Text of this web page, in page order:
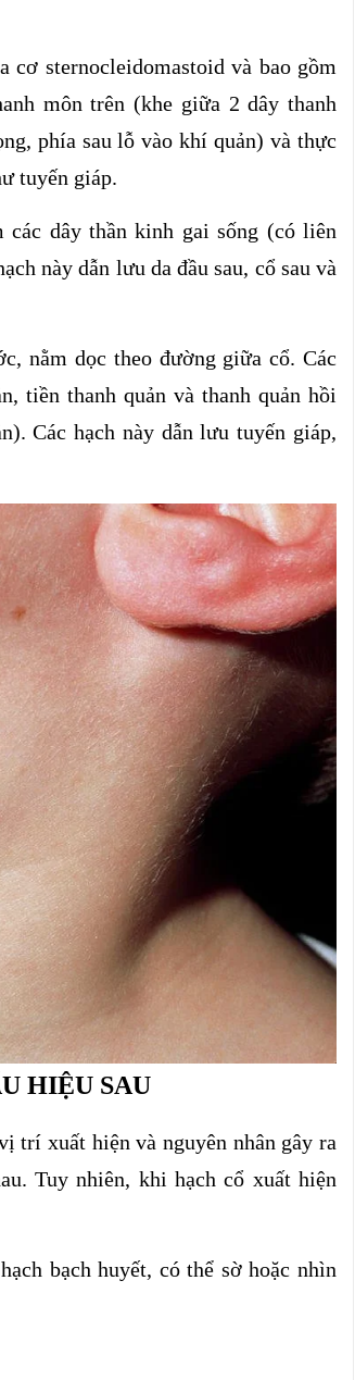
cơ sternocleidomastoid và bao gồm
môn trên (khe giữa 2 dây thanh
phía sau lỗ vào khí quản) và thực
tuyến giáp.
các dây thần kinh gai sống (có liên
này dẫn lưu da đầu sau, cổ sau và
nằm dọc theo đường giữa cổ. Các
tiền thanh quản và thanh quản hồi
Các hạch này dẫn lưu tuyến giáp,
HIỆU SAU
trí xuất hiện và nguyên nhân gây ra
Tuy nhiên, khi hạch cổ xuất hiện
bạch huyết, có thể sờ hoặc nhìn